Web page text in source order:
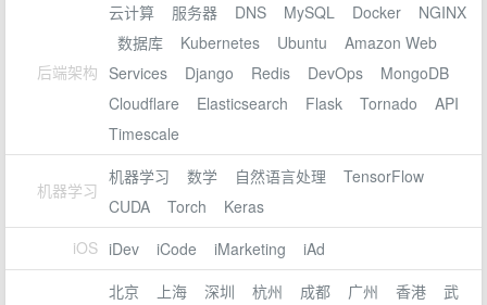
后端架构
云计算 服务器 DNS MySQL Docker
NGINX
数据库
Kubernetes Ubuntu
Amazon Web
Services
Django Redis DevOps
MongoDB
Cloudflare
Elasticsearch Flask Tornado
API
Timescale
机器学习
机器学习 数学 自然语言处理
TensorFlow
CUDA
Torch
Keras
iOS iDev iCode iMarketing
iAd
北京
上海 深圳 杭州 成都 广州 香港 武